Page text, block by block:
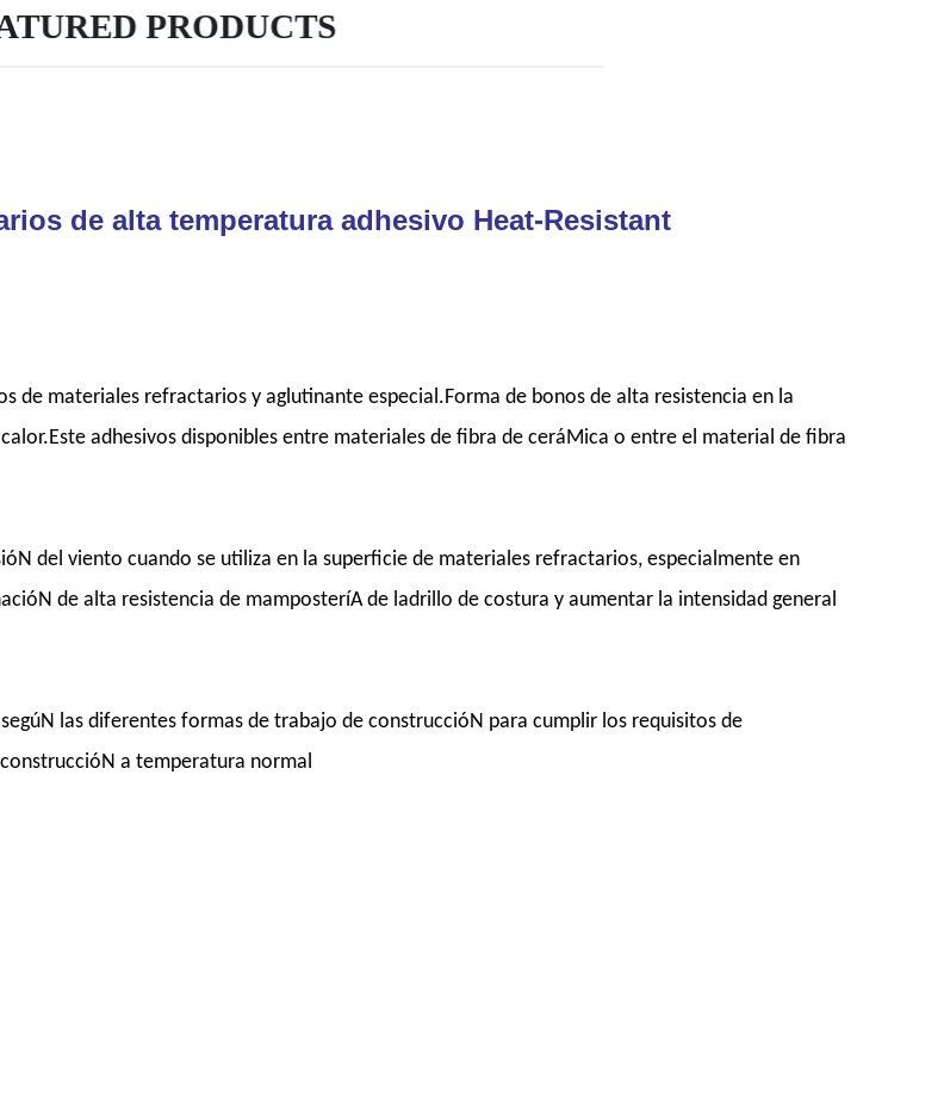
PRODUCTS
de alta temperatura adhesivo Heat-Resistant
de materiales refractarios y aglutinante especial.Forma de bonos de alta resistencia en la
adhesivos disponibles entre materiales de fibra de ceráMica o entre el material de fibra
del viento cuando se utiliza en la superficie de materiales refractarios, especialmente en
de alta resistencia de mamposteríA de ladrillo de costura y aumentar la intensidad general
las diferentes formas de trabajo de construccióN para cumplir los requisitos de
a temperatura normal